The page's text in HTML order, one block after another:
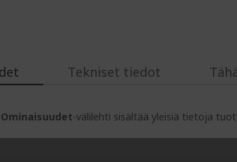
Ominaisuudet-välilehti sisältää yleisiä tietoja
Tekniset tiedot